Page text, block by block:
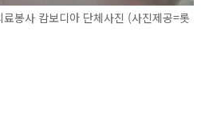
봉사 캄보디아 단체사진 (사진제공=롯